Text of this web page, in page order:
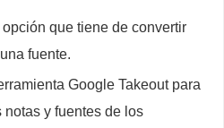
que tiene de convertir
fuente.
Google Takeout para
notas y fuentes de los